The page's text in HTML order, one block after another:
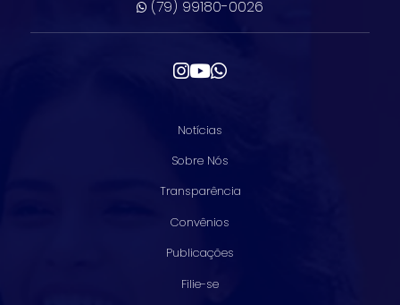
(79) 99180-0026
Notícias
Sobre Nós
Transparência
Convênios
Publicações
Filie-se